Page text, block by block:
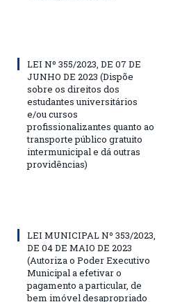
LEI Nº 355/2023, DE 07 DE
JUNHO DE 2023 (Dispõe
sobre os direitos dos
estudantes universitários
e/ou cursos
profissionalizantes quanto ao
transporte público gratuito
intermunicipal e dá outras
providências)
LEI MUNICIPAL Nº 353/2023,
DE 04 DE MAIO DE 2023
(Autoriza o Poder Executivo
Municipal a efetivar o
pagamento a particular, de
bem imóvel desapropriado